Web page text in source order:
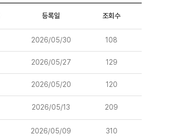
등록일 조회수
2026/05/30 108
2026/05/27 129
2026/05/20 120
2026/05/13 209
2026/05/09 310